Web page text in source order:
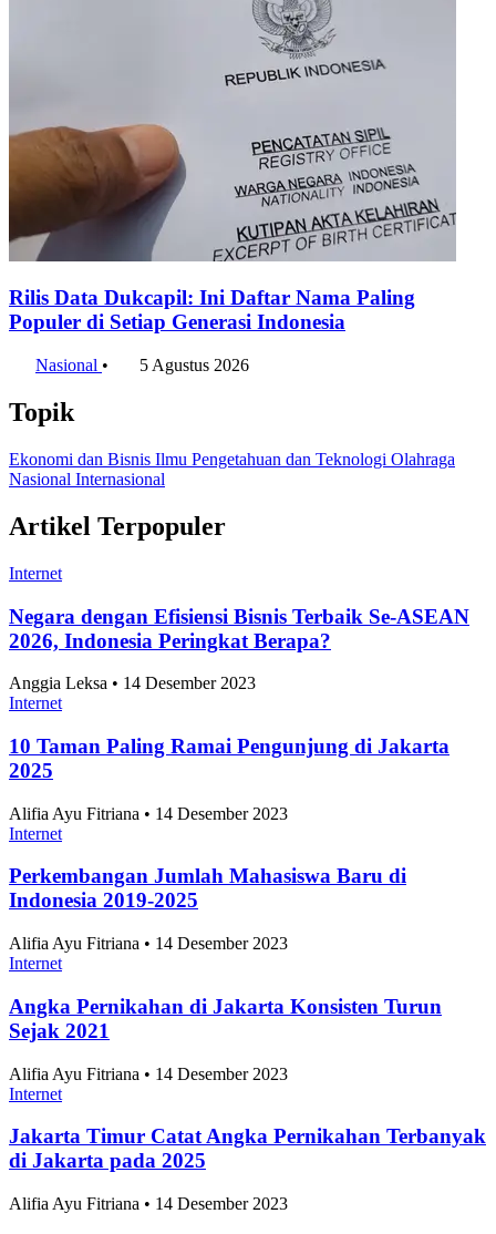
Rilis Data Dukcapil: Ini Daftar Nama Paling
Populer di Setiap Generasi Indonesia
Nasional • 5 Agustus 2026
Topik
Ekonomi dan Bisnis Ilmu Pengetahuan dan Teknologi Olahraga
Nasional Internasional
Artikel Terpopuler
Internet
Negara dengan Efisiensi Bisnis Terbaik Se-ASEAN
2026, Indonesia Peringkat Berapa?
Anggia Leksa • 14 Desember 2023
Internet
10 Taman Paling Ramai Pengunjung di Jakarta
2025
Alifia Ayu Fitriana • 14 Desember 2023
Internet
Perkembangan Jumlah Mahasiswa Baru di
Indonesia 2019-2025
Alifia Ayu Fitriana • 14 Desember 2023
Internet
Angka Pernikahan di Jakarta Konsisten Turun
Sejak 2021
Alifia Ayu Fitriana • 14 Desember 2023
Internet
Jakarta Timur Catat Angka Pernikahan Terbanyak
di Jakarta pada 2025
Alifia Ayu Fitriana • 14 Desember 2023